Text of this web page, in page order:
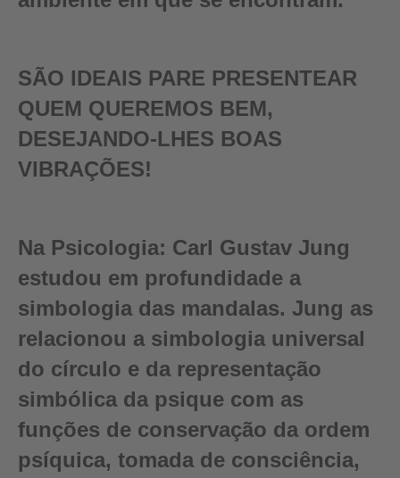
SÃO IDEAIS PARE PRESENTEAR
QUEM QUEREMOS BEM,
DESEJANDO-LHES BOAS
VIBRAÇÕES!
Na Psicologia: Carl Gustav Jung
estudou em profundidade a
simbologia das mandalas. Jung as
relacionou a simbologia universal
do círculo e da representação
simbólica da psique com as
funções de conservação da ordem
psíquica, tomada de consciência,